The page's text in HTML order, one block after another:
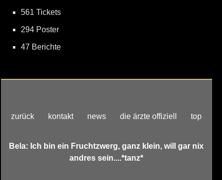
561 Tickets
294 Poster
47 Berichte
zurück kontakt news die ärzte offiziell top
Bela: Ich bin ein Fruchtzwerg, ganz klein, will gar nix
andres sein....*tanz*